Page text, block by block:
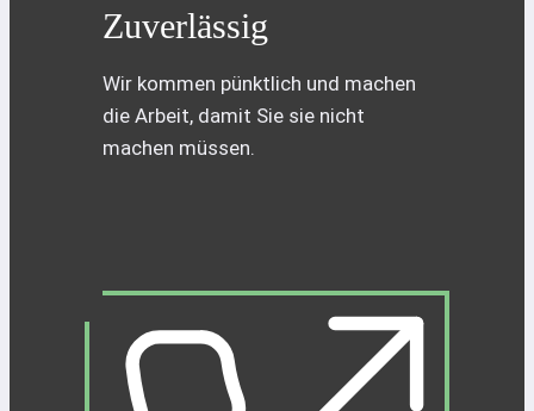
Zuverlässig
Wir kommen pünktlich und machen
die Arbeit, damit Sie sie nicht
machen müssen.